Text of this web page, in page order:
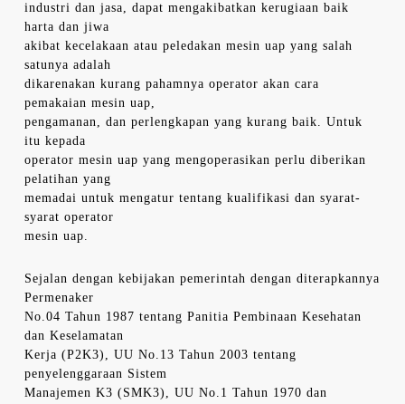
industri dan jasa, dapat mengakibatkan kerugiaan baik
harta dan jiwa
akibat kecelakaan atau peledakan mesin uap yang salah
satunya adalah
dikarenakan kurang pahamnya operator akan cara
pemakaian mesin uap,
pengamanan, dan perlengkapan yang kurang baik. Untuk
itu kepada
operator mesin uap yang mengoperasikan perlu diberikan
pelatihan yang
memadai untuk mengatur tentang kualifikasi dan syarat-
syarat operator
mesin uap.
Sejalan dengan kebijakan pemerintah dengan diterapkannya
Permenaker
No.04 Tahun 1987 tentang Panitia Pembinaan Kesehatan
dan Keselamatan
Kerja (P2K3), UU No.13 Tahun 2003 tentang
penyelenggaraan Sistem
Manajemen K3 (SMK3), UU No.1 Tahun 1970 dan